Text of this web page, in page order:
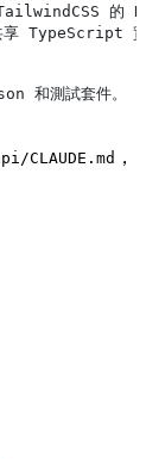
的
TypeScript 實
和測試套件。
CLAUDE.md
，